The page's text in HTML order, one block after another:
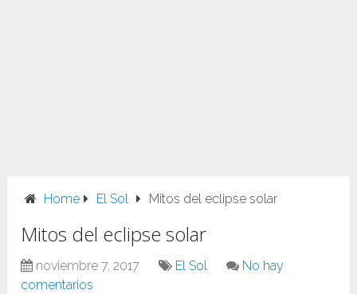
Home El Sol Mitos del eclipse solar
Mitos del eclipse solar
noviembre 7, 2017 El Sol
No hay
comentarios